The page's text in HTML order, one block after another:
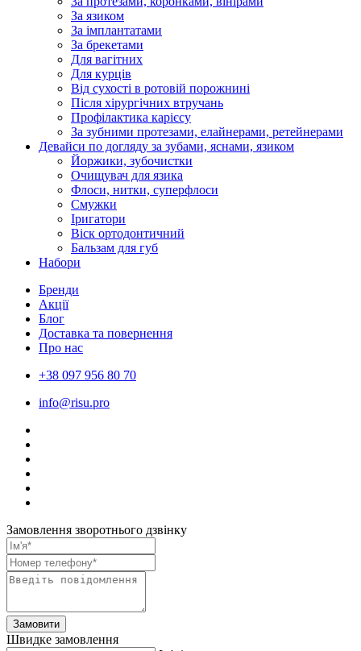
За язиком
За імплантатами
За брекетами
Для вагітних
Для курців
Від сухості в ротовій порожнині
Після хірургічних втручань
Профілактика карієсу
За зубними протезами, елайнерами, ретейнерами
Девайси по догляду за зубами, яснами, язиком
Йоржики, зубочистки
Очищувач для язика
Флоси, нитки, суперфлоси
Смужки
Іригатори
Віск ортодонтичний
Бальзам для губ
Набори
Бренди
Акції
Блог
Доставка та повернення
Про нас
+38 097 956 80 70
info@risu.pro
Замовлення зворотнього дзвінку
Замовити
Швидке замовлення